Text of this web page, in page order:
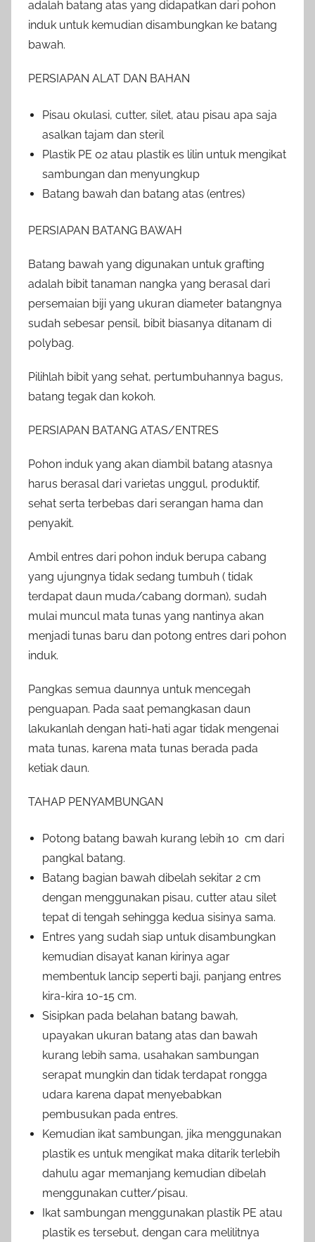
adalah batang atas yang didapatkan dari pohon
induk untuk kemudian disambungkan ke batang
bawah.
PERSIAPAN ALAT DAN BAHAN
Pisau okulasi, cutter, silet, atau pisau apa saja
asalkan tajam dan steril
Plastik PE 02 atau plastik es lilin untuk mengikat
sambungan dan menyungkup
Batang bawah dan batang atas (entres)
PERSIAPAN BATANG BAWAH
Batang bawah yang digunakan untuk grafting
adalah bibit tanaman nangka yang berasal dari
persemaian biji yang ukuran diameter batangnya
sudah sebesar pensil, bibit biasanya ditanam di
polybag.
Pilihlah bibit yang sehat, pertumbuhannya bagus,
batang tegak dan kokoh.
PERSIAPAN BATANG ATAS/ENTRES
Pohon induk yang akan diambil batang atasnya
harus berasal dari varietas unggul, produktif,
sehat serta terbebas dari serangan hama dan
penyakit.
Ambil entres dari pohon induk berupa cabang
yang ujungnya tidak sedang tumbuh ( tidak
terdapat daun muda/cabang dorman), sudah
mulai muncul mata tunas yang nantinya akan
menjadi tunas baru dan potong entres dari pohon
induk.
Pangkas semua daunnya untuk mencegah
penguapan. Pada saat pemangkasan daun
lakukanlah dengan hati-hati agar tidak mengenai
mata tunas, karena mata tunas berada pada
ketiak daun.
TAHAP PENYAMBUNGAN
Potong batang bawah kurang lebih 10 cm dari
pangkal batang.
Batang bagian bawah dibelah sekitar 2 cm
dengan menggunakan pisau, cutter atau silet
tepat di tengah sehingga kedua sisinya sama.
Entres yang sudah siap untuk disambungkan
kemudian disayat kanan kirinya agar
membentuk lancip seperti baji, panjang entres
kira-kira 10-15 cm.
Sisipkan pada belahan batang bawah,
upayakan ukuran batang atas dan bawah
kurang lebih sama, usahakan sambungan
serapat mungkin dan tidak terdapat rongga
udara karena dapat menyebabkan
pembusukan pada entres.
Kemudian ikat sambungan, jika menggunakan
plastik es untuk mengikat maka ditarik terlebih
dahulu agar memanjang kemudian dibelah
menggunakan cutter/pisau.
Ikat sambungan menggunakan plastik PE atau
plastik es tersebut, dengan cara melilitnya